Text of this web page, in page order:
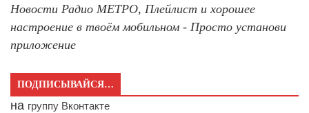
Новости Радио МЕТРО, Плейлист и хорошее
настроение в твоём мобильном - Просто установи
приложение
ПОДПИСЫВАЙСЯ…
на группу Вконтакте